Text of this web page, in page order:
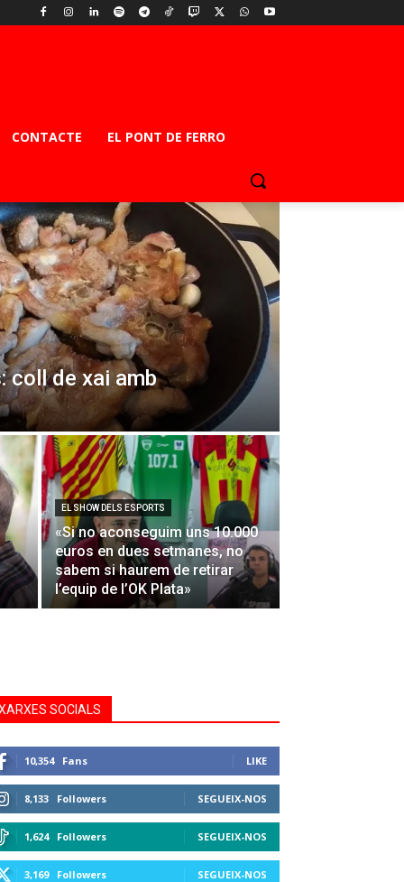
CONTACTE EL PONT DE FERRO
coll de xai amb
EL SHOW DELS ESPORTS
«Si no aconseguim uns 10.000
euros en dues setmanes, no
sabem si haurem de retirar
l’equip de l’OK Plata»
SOCIALS
10,354 Fans LIKE
8,133 Followers SEGUEIX-NOS
1,624 Followers SEGUEIX-NOS
3,169 Followers SEGUEIX-NOS